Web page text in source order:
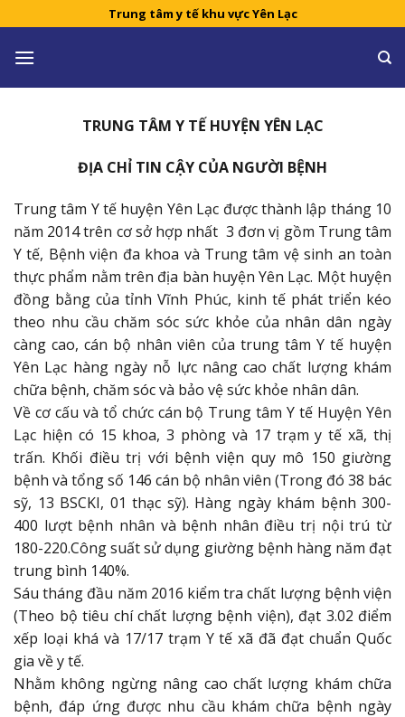
to
content
Trung tâm y tế khu vực Yên Lạc
TRUNG TÂM Y TẾ HUYỆN YÊN LẠC
ĐỊA CHỈ TIN CẬY CỦA NGƯỜI BỆNH
Trung tâm Y tế huyện Yên Lạc được thành lập tháng 10
năm 2014 trên cơ sở hợp nhất 3 đơn vị gồm Trung tâm
Y tế, Bệnh viện đa khoa và Trung tâm vệ sinh an toàn
thực phẩm nằm trên địa bàn huyện Yên Lạc. Một huyện
đồng bằng của tỉnh Vĩnh Phúc, kinh tế phát triển kéo
theo nhu cầu chăm sóc sức khỏe của nhân dân ngày
càng cao, cán bộ nhân viên của trung tâm Y tế huyện
Yên Lạc hàng ngày nỗ lực nâng cao chất lượng khám
chữa bệnh, chăm sóc và bảo vệ sức khỏe nhân dân.
Về cơ cấu và tổ chức cán bộ Trung tâm Y tế Huyện Yên
Lạc hiện có 15 khoa, 3 phòng và 17 trạm y tế xã, thị
trấn. Khối điều trị với bệnh viện quy mô 150 giường
bệnh và tổng số 146 cán bộ nhân viên (Trong đó 38 bác
sỹ, 13 BSCKI, 01 thạc sỹ). Hàng ngày khám bệnh 300-
400 lượt bệnh nhân và bệnh nhân điều trị nội trú từ
180-220.Công suất sử dụng giường bệnh hàng năm đạt
trung bình 140%.
Sáu tháng đầu năm 2016 kiểm tra chất lượng bệnh viện
(Theo bộ tiêu chí chất lượng bệnh viện), đạt 3.02 điểm
xếp loại khá và 17/17 trạm Y tế xã đã đạt chuẩn Quốc
gia về y tế.
Nhằm không ngừng nâng cao chất lượng khám chữa
bệnh, đáp ứng được nhu cầu khám chữa bệnh ngày